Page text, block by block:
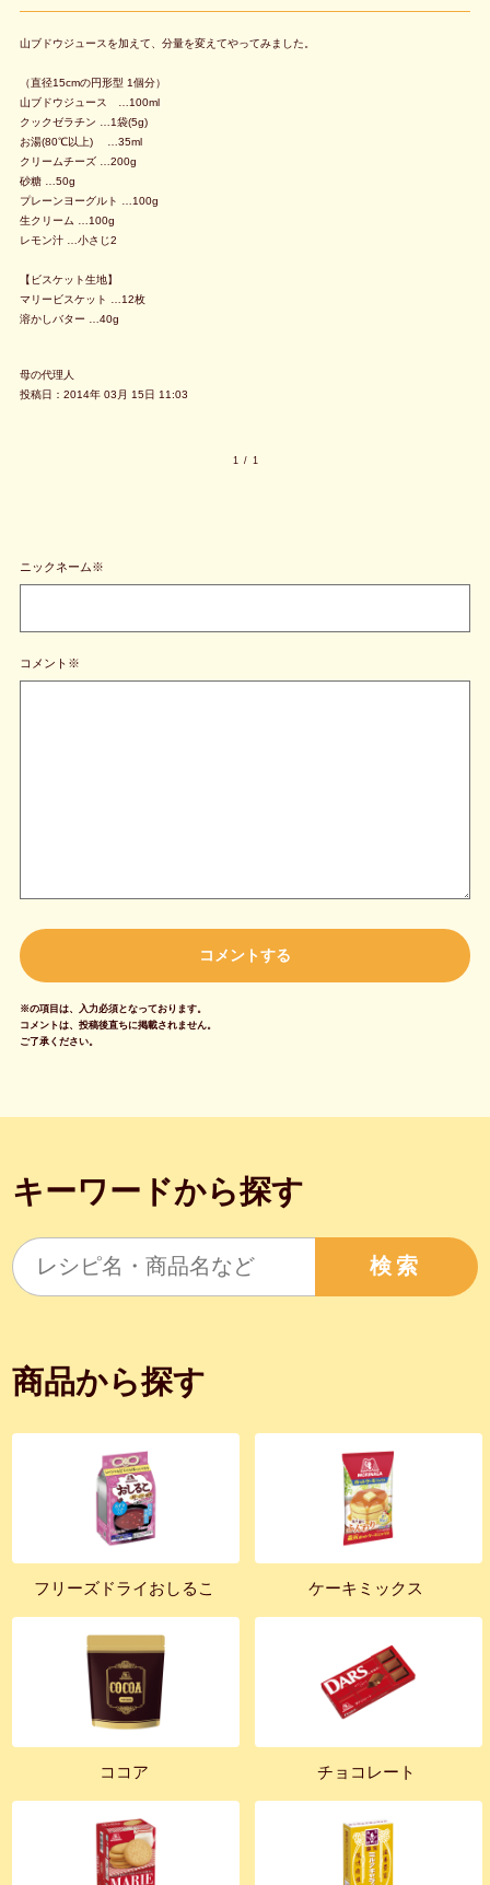
山ブドウジュースを加えて、分量を変えてやってみました。
（直径15cmの円形型 1個分）
山ブドウジュース …100ml
クックゼラチン …1袋(5g)
お湯(80℃以上) …35ml
クリームチーズ …200g
砂糖 …50g
プレーンヨーグルト …100g
生クリーム …100g
レモン汁 …小さじ2
【ビスケット生地】
マリービスケット …12枚
溶かしバター …40g
母の代理人
投稿日：2014年 03月 15日 11:03
1 / 1
ニックネーム※
コメント※
※の項目は、入力必須となっております。
コメントは、投稿後直ちに掲載されません。
ご了承ください。
キーワードから探す
検索
商品から探す
フリーズドライおしるこ ケーキミックス
ココア チョコレート